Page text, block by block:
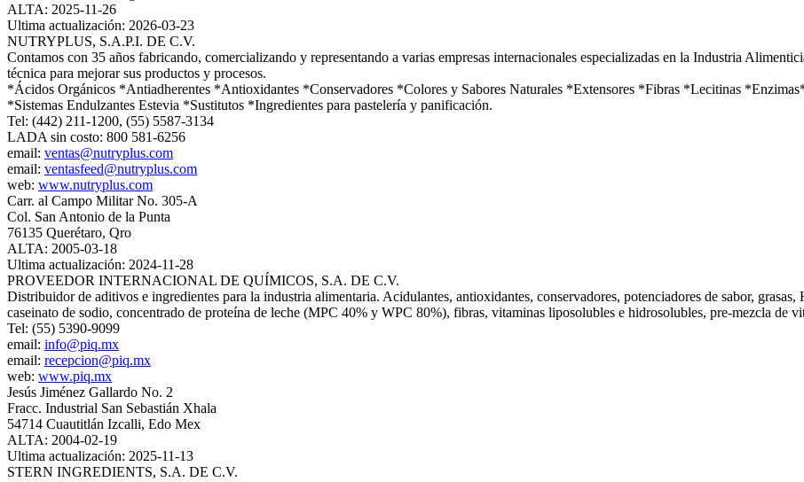
ALTA: 2025-11-26
Ultima actualización: 2026-03-23
NUTRYPLUS, S.A.P.I. DE C.V.
Contamos con 35 años fabricando, comercializando y representando a varias empresas internacionales especializadas en la Industria
técnica para mejorar sus productos y procesos.
*Ácidos Orgánicos *Antiadherentes *Antioxidantes *Conservadores *Colores y Sabores Naturales *Extensores *Fibras *Lecitinas
*Sistemas Endulzantes Estevia *Sustitutos *Ingredientes para pastelería y panificación.
Tel: (442) 211-1200, (55) 5587-3134
LADA sin costo: 800 581-6256
email: ventas@nutryplus.com
email: ventasfeed@nutryplus.com
web: www.nutryplus.com
Carr. al Campo Militar No. 305-A
Col. San Antonio de la Punta
76135 Querétaro, Qro
ALTA: 2005-03-18
Ultima actualización: 2024-11-28
PROVEEDOR INTERNACIONAL DE QUÍMICOS, S.A. DE C.V.
Distribuidor de aditivos e ingredientes para la industria alimentaria. Acidulantes, antioxidantes, conservadores, potenciadores de sabor,
caseinato de sodio, concentrado de proteína de leche (MPC 40% y WPC 80%), fibras, vitaminas liposolubles e hidrosolubles, pre-mezcla de
Tel: (55) 5390-9099
email: info@piq.mx
email: recepcion@piq.mx
web: www.piq.mx
Jesús Jiménez Gallardo No. 2
Fracc. Industrial San Sebastián Xhala
54714 Cuautitlán Izcalli, Edo Mex
ALTA: 2004-02-19
Ultima actualización: 2025-11-13
STERN INGREDIENTS, S.A. DE C.V.